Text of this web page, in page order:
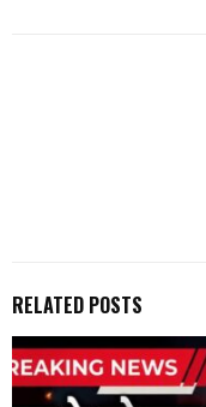
RELATED POSTS